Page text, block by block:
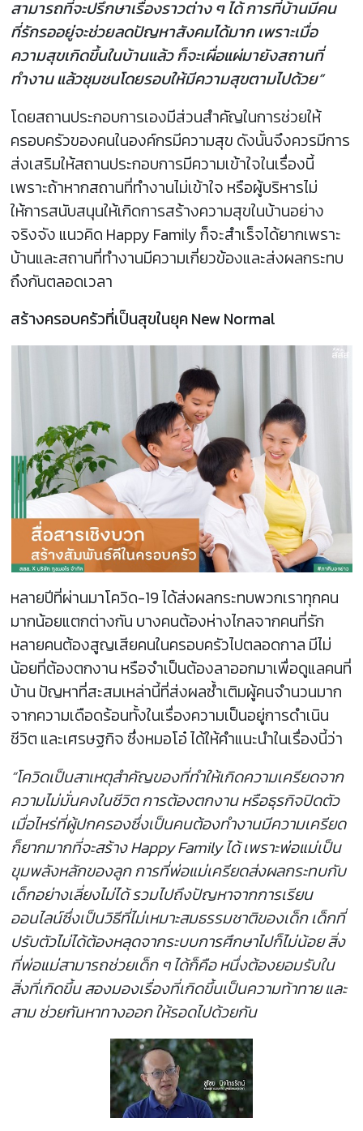
สามารถที่จะปรึกษาเรื่องราวต่าง ๆ ได้ การที่บ้านมีคน
ที่รักรออยู่จะช่วยลดปัญหาสังคมได้มาก เพราะเมื่อ
ความสุขเกิดขึ้นในบ้านแล้ว ก็จะเผื่อแผ่มายังสถานที่
ทำงาน แล้วชุมชนโดยรอบให้มีความสุขตามไปด้วย”
โดยสถานประกอบการเองมีส่วนสำคัญในการช่วยให้
ครอบครัวของคนในองค์กรมีความสุข ดังนั้นจึงควรมีการ
ส่งเสริมให้สถานประกอบการมีความเข้าใจในเรื่องนี้
เพราะถ้าหากสถานที่ทำงานไม่เข้าใจ หรือผู้บริหารไม่
ให้การสนับสนุนให้เกิดการสร้างความสุขในบ้านอย่าง
จริงจัง แนวคิด Happy Family ก็จะสำเร็จได้ยากเพราะ
บ้านและสถานที่ทำงานมีความเกี่ยวข้องและส่งผลกระทบ
ถึงกันตลอดเวลา
สร้างครอบครัวที่เป็นสุขในยุค New Normal
หลายปีที่ผ่านมาโควิด-19 ได้ส่งผลกระทบพวกเราทุกคน
มากน้อยแตกต่างกัน บางคนต้องห่างไกลจากคนที่รัก
หลายคนต้องสูญเสียคนในครอบครัวไปตลอดกาล มีไม่
น้อยที่ต้องตกงาน หรือจำเป็นต้องลาออกมาเพื่อดูแลคนที่
บ้าน ปัญหาที่สะสมเหล่านี้ที่ส่งผลซ้ำเติมผู้คนจำนวนมาก
จากความเดือดร้อนทั้งในเรื่องความเป็นอยู่การดำเนิน
ชีวิต และเศรษฐกิจ ซึ่งหมอโอ๋ ได้ให้คำแนะนำในเรื่องนี้ว่า
“โควิดเป็นสาเหตุสำคัญของที่ทำให้เกิดความเครียดจาก
ความไม่มั่นคงในชีวิต การต้องตกงาน หรือธุรกิจปิดตัว
เมื่อไหร่ที่ผู้ปกครองซึ่งเป็นคนต้องทำงานมีความเครียด
ก็ยากมากที่จะสร้าง Happy Family ได้ เพราะพ่อแม่เป็น
ขุมพลังหลักของลูก การที่พ่อแม่เครียดส่งผลกระทบกับ
เด็กอย่างเลี่ยงไม่ได้ รวมไปถึงปัญหาจากการเรียน
ออนไลน์ซึ่งเป็นวิธีที่ไม่เหมาะสมธรรมชาติของเด็ก เด็กที่
ปรับตัวไม่ได้ต้องหลุดจากระบบการศึกษาไปก็ไม่น้อย สิ่ง
ที่พ่อแม่สามารถช่วยเด็ก ๆ ได้ก็คือ หนึ่งต้องยอมรับใน
สิ่งที่เกิดขึ้น สองมองเรื่องที่เกิดขึ้นเป็นความท้าทาย และ
สาม ช่วยกันหาทางออกให้รอดไปด้วยกัน